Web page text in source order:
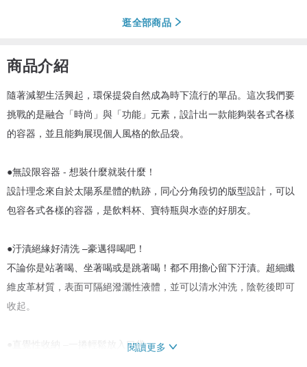
逛全部商品
商品介紹
隨著減塑生活興起，環保提袋自然成為時下流行的單品。這次我們要
挑戰的是融合「時尚」與「功能」元素，設計出一款能夠裝各式各樣
的容器，並且能夠展現個人風格的飲品袋。
●無設限容器 - 想裝什麼就裝什麼！
設計理念來自於太陽系星體的軌跡，同心分角段切的版型設計，可以
包容各式各樣的容器，是飲料杯、寶特瓶與水壺的好朋友。
●汙漬絕緣好清洗 –豪邁得喝吧！
不論你是站著喝、坐著喝或是跳著喝！都不用擔心留下汙漬。超細纖
維皮革材質，表面可隔絕潑灑性液體，並可以清水沖洗，陰乾後即可
收起。
●直覺性收納 –一捲輕鬆放入口袋閱讀更多